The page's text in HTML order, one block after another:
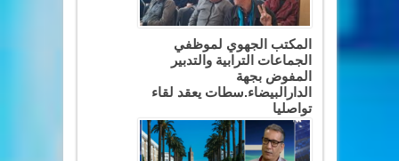
المكتب الجهوي لموظفي
الجماعات الترابية والتدبير
المفوض بجهة
الدارالبيضاء.سطات يعقد لقاء
تواصليا